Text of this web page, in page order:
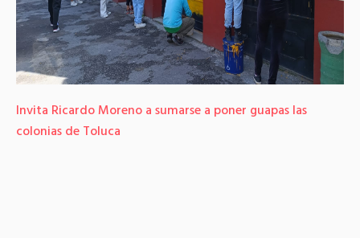
Invita Ricardo Moreno a sumarse a poner guapas las
colonias de Toluca